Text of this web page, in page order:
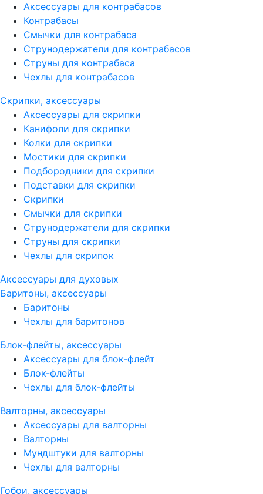
Аксессуары для контрабасов
Контрабасы
Смычки для контрабаса
Струнодержатели для контрабасов
Струны для контрабаса
Чехлы для контрабасов
Скрипки, аксессуары
Аксессуары для скрипки
Канифоли для скрипки
Колки для скрипки
Мостики для скрипки
Подбородники для скрипки
Подставки для скрипки
Скрипки
Смычки для скрипки
Струнодержатели для скрипки
Струны для скрипки
Чехлы для скрипок
Аксессуары для духовых
Баритоны, аксессуары
Баритоны
Чехлы для баритонов
Блок-флейты, аксессуары
Аксессуары для блок-флейт
Блок-флейты
Чехлы для блок-флейты
Валторны, аксессуары
Аксессуары для валторны
Валторны
Мундштуки для валторны
Чехлы для валторны
Гобои, аксессуары